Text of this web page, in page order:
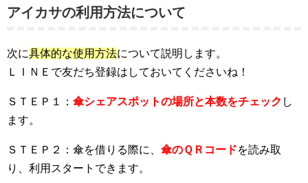
アイカサの利用方法について
次に具体的な使用方法について説明します。
ＬＩＮＥで友だち登録はしておいてくださいね！
ＳＴＥＰ１： 傘シェアスポットの場所と本数をチェック し
ます。
ＳＴＥＰ２：傘を借りる際に、 傘のＱＲコードを読み取
り、利用スタートできます。